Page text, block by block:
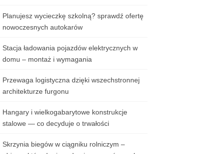
Planujesz wycieczkę szkolną? sprawdź ofertę
nowoczesnych autokarów
Stacja ładowania pojazdów elektrycznych w
domu – montaż i wymagania
Przewaga logistyczna dzięki wszechstronnej
architekturze furgonu
Hangary i wielkogabarytowe konstrukcje
stalowe — co decyduje o trwałości
Skrzynia biegów w ciągniku rolniczym –